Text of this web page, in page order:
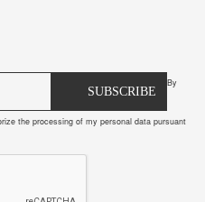
SUBSCRIBE
By
the processing of my personal data pursuant